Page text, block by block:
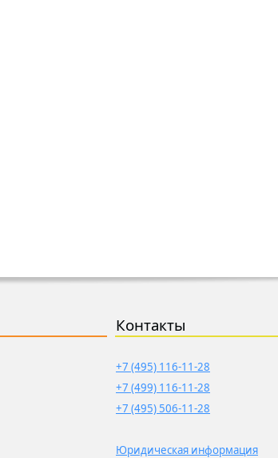
Контакты
+7 (495) 116-11-28
+7 (499) 116-11-28
+7 (495) 506-11-28
Юридическая информация